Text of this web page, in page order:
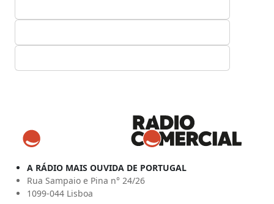
A RÁDIO MAIS OUVIDA DE PORTUGAL
Rua Sampaio e Pina n° 24/26
1099-044 Lisboa